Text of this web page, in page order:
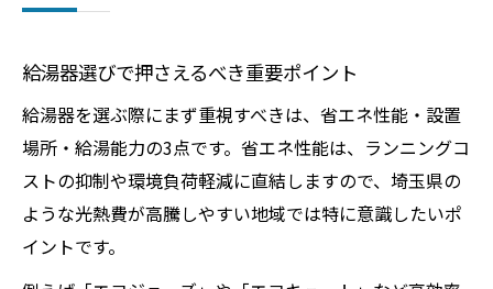
給湯器選びで押さえるべき重要ポイント
給湯器を選ぶ際にまず重視すべきは、省エネ性能・設置
場所・給湯能力の3点です。省エネ性能は、ランニングコ
ストの抑制や環境負荷軽減に直結しますので、埼玉県の
ような光熱費が高騰しやすい地域では特に意識したいポ
イントです。